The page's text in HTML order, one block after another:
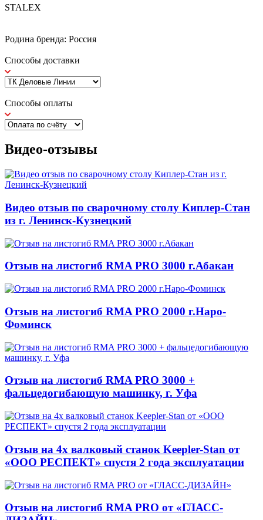
STALEX
Родина бренда: Россия
Способы доставки
Способы оплаты
Видео-отзывы
Видео отзыв по сварочному столу Киплер-Стан
из г. Ленинск-Кузнецкий
Отзыв на листогиб RMA PRO 3000 г.Абакан
Отзыв на листогиб RMA PRO 2000 г.Наро-
Фоминск
Отзыв на листогиб RMA PRO 3000 +
фальцедогибающую машинку, г. Уфа
Отзыв на 4х валковый станок Keepler-Stan от
«ООО РЕСПЕКТ» спустя 2 года эксплуатации
Отзыв на листогиб RMA PRO от «ГЛАСС-